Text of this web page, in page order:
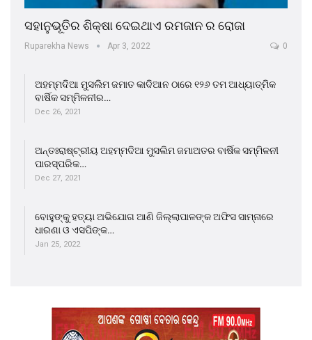
ସହାନୁଭୂତିର ଶିକ୍ଷା ଦେଇଥାଏ ରମଜାନ ର ରୋଜା
Ruparekha News Apr 3, 2022 0
ଅହମ୍ମଦିଆ ମୁସଲିମ ଜମାତ କାଦିଆନ ଠାରେ ୧୨୬ ତମ ଆଧ୍ୟାତ୍ମିକ
ବାର୍ଷିକ ସମ୍ମିଳନୀର…
Dec 26, 2021
ଅନ୍ତଃରାଷ୍ଟ୍ରୀୟ ଅହମ୍ମଦିଆ ମୁସଲିମ ଜମାଅତର ବାର୍ଷିକ ସମ୍ମିଳନୀ
ପାରସ୍ପରିକ…
Dec 27, 2021
ବୋହୁଙ୍କୁ ହତ୍ୟା ଅଭିଯୋଗ ଆଣି ଜିଲ୍ଲାପାଳଙ୍କ ଅଫିସ ସାମ୍ନାରେ
ଧାରଣା ଓ ଏସପିଙ୍କ…
Jan 25, 2022